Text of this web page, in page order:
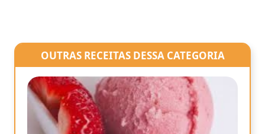
OUTRAS RECEITAS DESSA CATEGORIA